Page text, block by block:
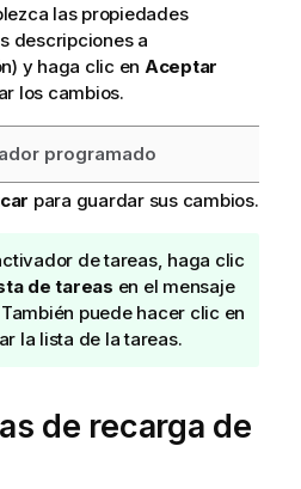
las propiedades
descripciones a
y haga clic en Aceptar
los cambios.
programado
para guardar sus cambios.
de tareas, haga clic
de tareas en el mensaje
puede hacer clic en
la lista de la tareas.
de recarga de